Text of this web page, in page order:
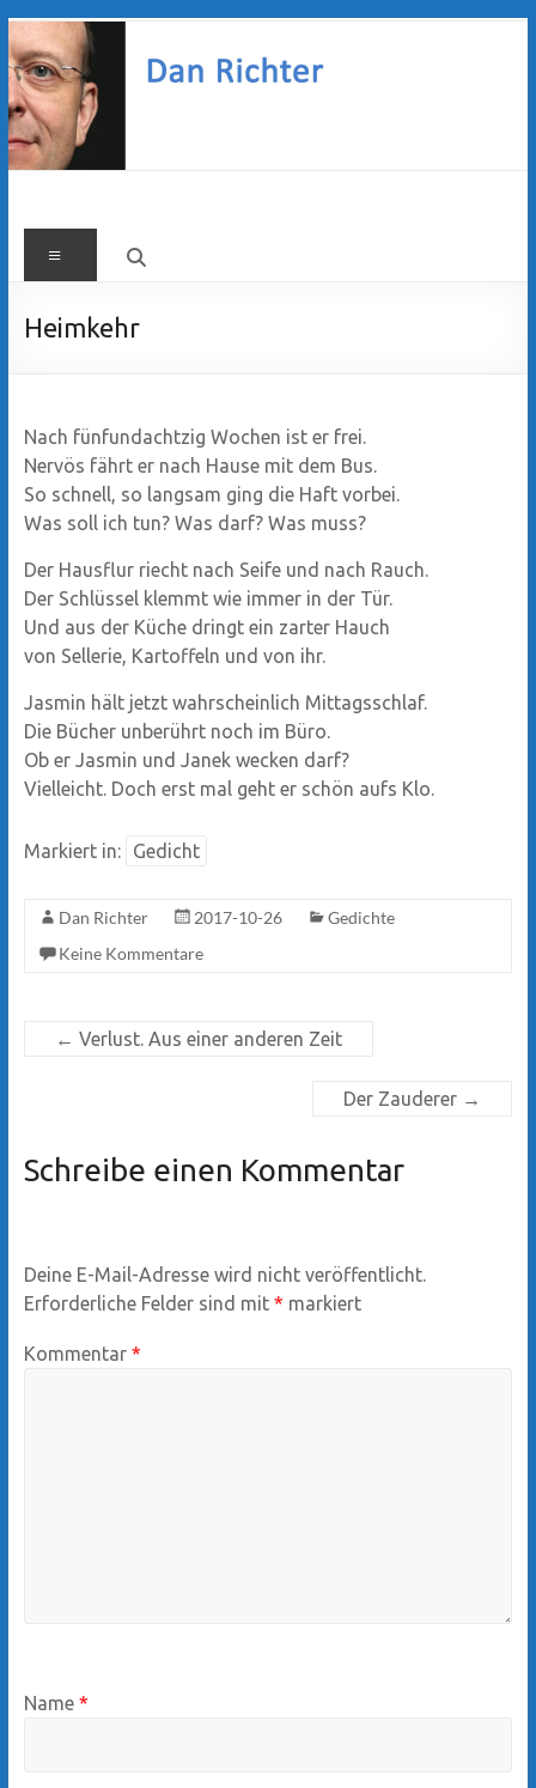
Zum
Inhalt
springen
Dan
Richter
Menü
Heimkehr
Nach fünfundachtzig Wochen ist er frei.
Nervös fährt er nach Hause mit dem Bus.
So schnell, so langsam ging die Haft vorbei.
Was soll ich tun? Was darf? Was muss?
Der Hausflur riecht nach Seife und nach Rauch.
Der Schlüssel klemmt wie immer in der Tür.
Und aus der Küche dringt ein zarter Hauch
von Sellerie, Kartoffeln und von ihr.
Jasmin hält jetzt wahrscheinlich Mittagsschlaf.
Die Bücher unberührt noch im Büro.
Ob er Jasmin und Janek wecken darf?
Vielleicht. Doch erst mal geht er schön aufs Klo.
Markiert in: Gedicht
Dan Richter 2017-10-26
Gedichte
Keine Kommentare
← Verlust. Aus einer anderen Zeit
Der Zauderer →
Schreibe einen Kommentar
Deine E-Mail-Adresse wird nicht veröffentlicht.
Erforderliche Felder sind mit * markiert
Kommentar *
Name *